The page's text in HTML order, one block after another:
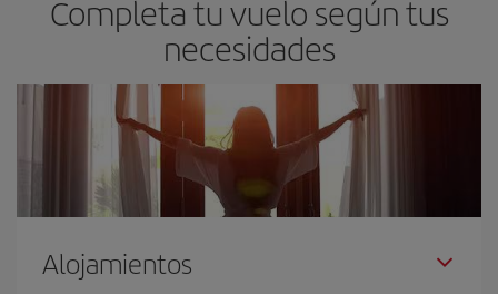
Completa tu vuelo según tus
necesidades
Alojamientos